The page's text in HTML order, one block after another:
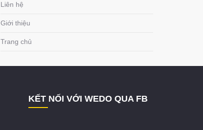
Liên hệ
Giới thiệu
Trang chủ
KẾT NỐI VỚI WEDO QUA FB